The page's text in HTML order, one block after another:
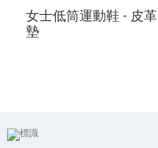
女士低筒運動鞋 - 皮
墊